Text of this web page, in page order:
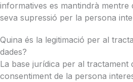
informatives es mantindrà mentre
seva supressió per la persona
Quina és la legitimació per al
dades?
La base jurídica per al tractament
consentiment de la persona